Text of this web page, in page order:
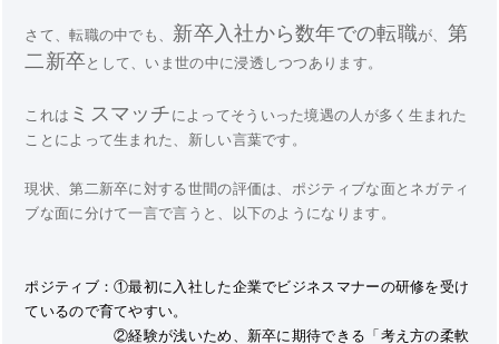
さて、転職の中でも、 新卒入社から数年での転職が、 第
二新卒として、いま世の中に浸透しつつあります。
これは ミスマッチによってそういった境遇の人が多く生まれた
ことによって生まれた、新しい言葉です。
現状、第二新卒に対する世間の評価は、ポジティブな面とネガティ
ブな面に分けて一言で言うと、以下のようになります。
ポジティブ：①最初に入社した企業でビジネスマナーの研修を受け
ているので育てやすい。
②経験が浅いため、新卒に期待できる「考え方の柔軟